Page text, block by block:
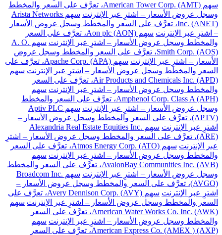
سهم American Tower Corp. (AMT)، تعرَّف على السعر والمخطط
وسجل عروض الأسعار – اشترِ عبر الإنترنت
سهم Arista Networks
Inc. (ANET)، تعرَّف على السعر والمخطط وسجل عروض الأسعار
– اشترِ عبر الإنترنت
سهم Aon plc (AON)، تعرَّف على السعر
والمخطط وسجل عروض الأسعار – اشترِ عبر الإنترنت
سهم A. O.
Smith Corp. (AOS)، تعرَّف على السعر والمخطط وسجل عروض
الأسعار – اشترِ عبر الإنترنت
سهم Apache Corp. (APA)، تعرَّف على
السعر والمخطط وسجل عروض الأسعار – اشترِ عبر الإنترنت سهم
Air Products and Chemicals Inc. (APD)، تعرَّف على السعر
والمخطط وسجل عروض الأسعار – اشترِ عبر الإنترنت سهم
Amphenol Corp. Class A (APH)، تعرَّف على السعر والمخطط
وسجل عروض الأسعار – اشترِ عبر الإنترنت
سهم Aptiv PLC
(APTV)، تعرَّف على السعر والمخطط وسجل عروض الأسعار –
اشترِ عبر الإنترنت
سهم Alexandria Real Estate Equities Inc.
(ARE)، تعرَّف على السعر والمخطط وسجل عروض الأسعار – اشترِ
عبر الإنترنت
سهم Atmos Energy Corp. (ATO)، تعرَّف على السعر
والمخطط وسجل عروض الأسعار – اشترِ عبر الإنترنت سهم
AvalonBay Communities Inc. (AVB)، تعرَّف على السعر والمخطط
وسجل عروض الأسعار – اشترِ عبر الإنترنت
سهم Broadcom Inc.
(AVGO)، تعرَّف على السعر والمخطط وسجل عروض الأسعار –
اشترِ عبر الإنترنت
سهم Avery Dennison Corp. (AVY)، تعرَّف على
السعر والمخطط وسجل عروض الأسعار – اشترِ عبر الإنترنت سهم
American Water Works Co. Inc. (AWK)، تعرَّف على السعر
والمخطط وسجل عروض الأسعار – اشترِ عبر الإنترنت سهم
American Express Co. (AMEX ) (AXP)، تعرَّف على السعر